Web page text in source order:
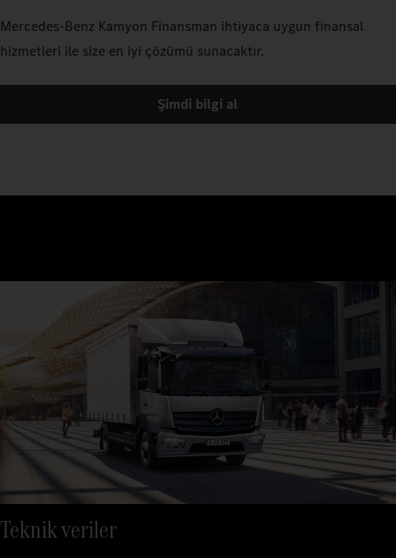
Mercedes‑Benz Kamyon Finansman ihtiyaca uygun finansal
hizmetleri ile size en iyi çözümü sunacaktır.
Şimdi bilgi al
Teknik veriler